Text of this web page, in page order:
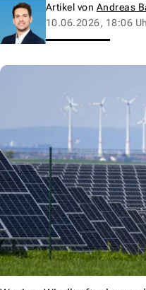
Artikel von Andreas
10.06.2026, 18:06